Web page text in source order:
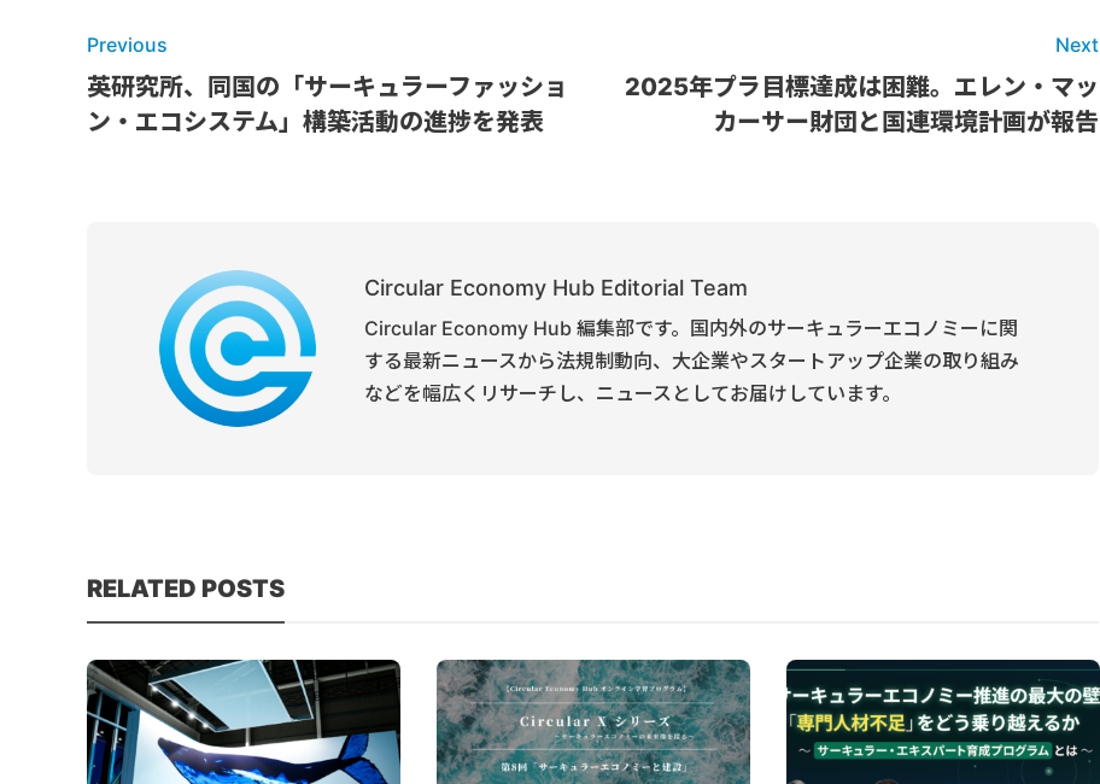
Previous
英研究所、同国の「サーキュラーファッショ
ン・エコシステム」構築活動の進捗を発表
Next
2025年プラ目標達成は困難。エレン・マッ
カーサー財団と国連環境計画が報告
Circular Economy Hub Editorial Team
Circular Economy Hub 編集部です。国内外のサーキュラーエコノミーに関
する最新ニュースから法規制動向、大企業やスタートアップ企業の取り組み
などを幅広くリサーチし、ニュースとしてお届けしています。
RELATED POSTS